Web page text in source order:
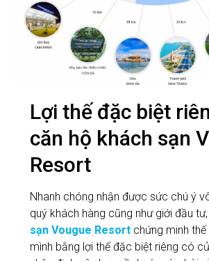
Lợi thế đặc biệt
căn hộ khách sạn
Resort
Nhanh chóng nhận được sức chú ý
quý khách hàng cũng như giới đầu tư,
sạn Vougue Resort chứng minh
mình bằng lợi thế đặc biệt riêng có